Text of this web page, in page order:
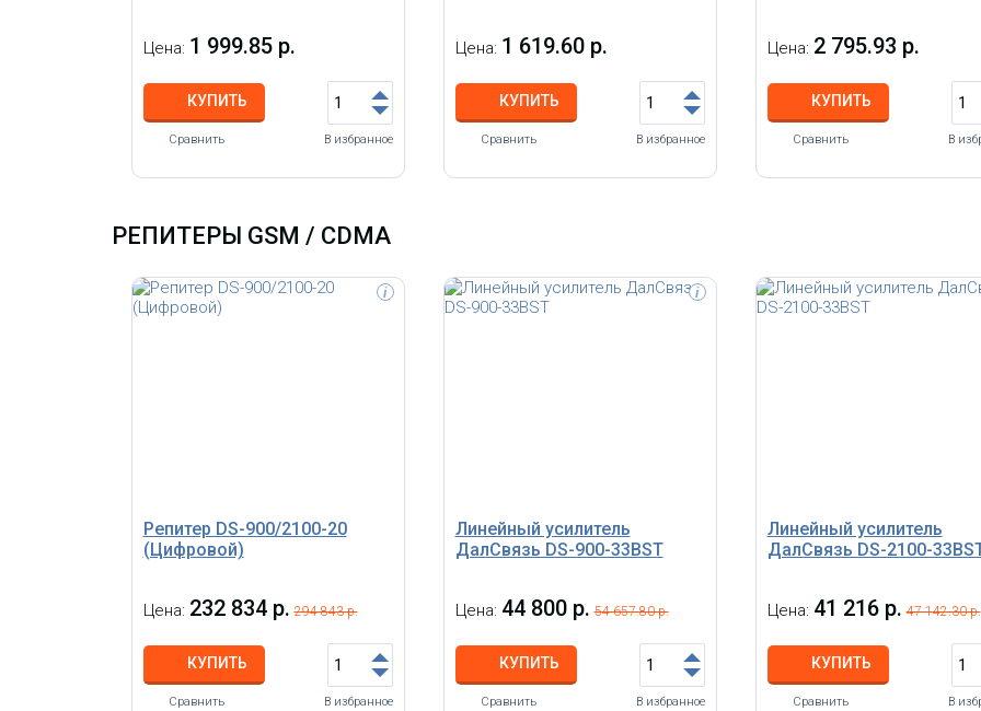
Цена: 1 999.85 р.
КУПИТЬ
Сравнить В избранное
Цена: 1 619.60 р.
КУПИТЬ
Сравнить В избранное
Цена: 2 795.93 р.
КУПИТЬ
Сравнить В
РЕПИТЕРЫ GSM / CDMA
Репитер DS-900/2100-20
(Цифровой)
Цена: 232 834 р. 294 843 р.
КУПИТЬ
Сравнить В избранное
i
Линейный усилитель
ДалСвязь DS-900-33BST
Цена: 44 800 р. 54 657.80 р.
КУПИТЬ
Сравнить В избранное
i
Линейный усилитель
ДалСвязь DS-2100-
Цена: 41 216 р. 47 142.30 р.
КУПИТЬ
Сравнить В